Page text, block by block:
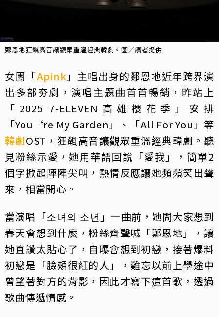
鄭恩地狂飆高音讓觀眾重溫經典韓劇。圖／讀者提供
女團「Apink 」主唱出身的鄭恩地近年跨界演
出多部夯劇，演唱主題曲首首暢銷，昨站上
「2025 7-ELEVEN高雄櫻花季」安排
「You‘re My Garden」、「All For You」等
韓劇OST，狂飆高音讓觀眾重溫經典韓劇。聽
見粉絲示愛，她用華語回說「愛我」，簡單2
個字掀起陣陣尖叫，熱情反應讓她頻頻笑出聲
來，相當開心。
當演唱「소녀의 소년」一曲前，她問大家想到
春天會想到什麼，粉絲齊聲喊「鄭恩地」，讓
她直讚太貼心了，自曝會想到初戀，接著爆料
初戀是「臉頰很紅的人」，難忘以前上學途中
曾望著對方的背影，因此才寫下這首歌，透過
歌曲傳遞情感。